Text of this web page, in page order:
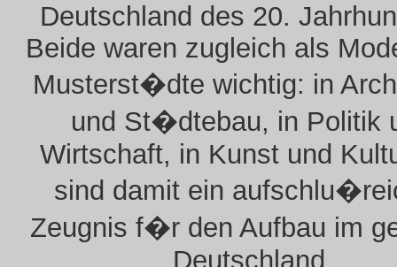
Deutschland des 20.
Beide waren zugleich als
Musterst�dte wichtig: in
und St�dtebau, in Politik
Wirtschaft, in Kunst und
sind damit ein
Zeugnis f�r den Aufbau im
Deutschland.